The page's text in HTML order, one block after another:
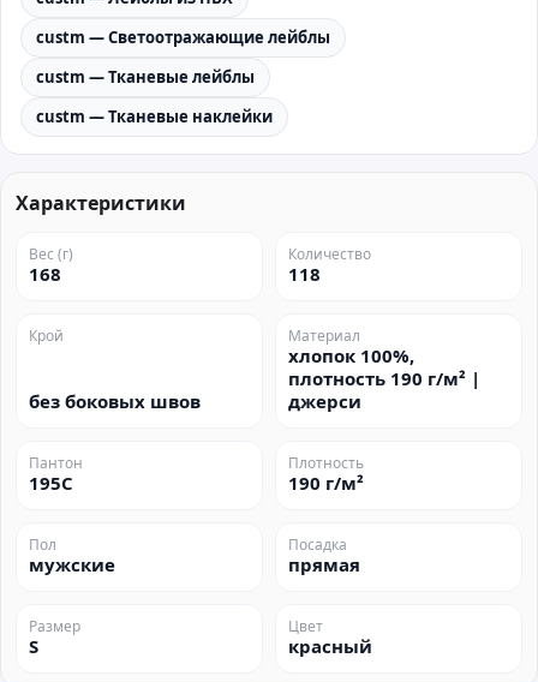
custm — Светоотражающие лейблы
custm — Тканевые лейблы
custm — Тканевые наклейки
Характеристики
Вес (г)
168
Количество
118
Крой
без боковых швов
Материал
хлопок 100%,
плотность 190 г/м² |
джерси
Пантон
195C
Плотность
190 г/м²
Пол
мужские
Посадка
прямая
Размер
S
Цвет
красный